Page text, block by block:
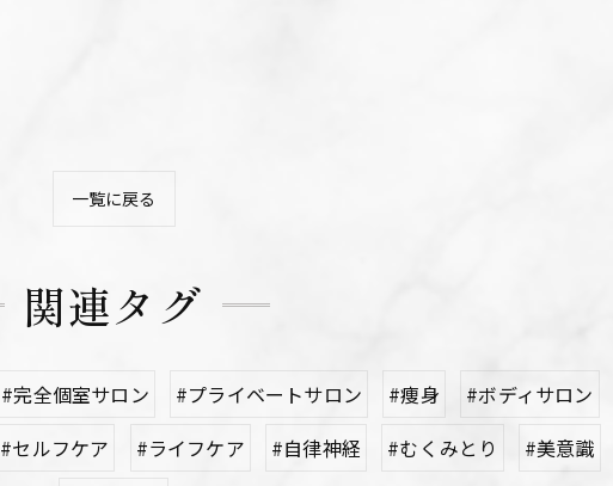
一覧に戻る
関連タグ
#完全個室サロン #プライベートサロン #痩身 #ボディサロン
#セルフケア #ライフケア #自律神経 #むくみとり #美意識